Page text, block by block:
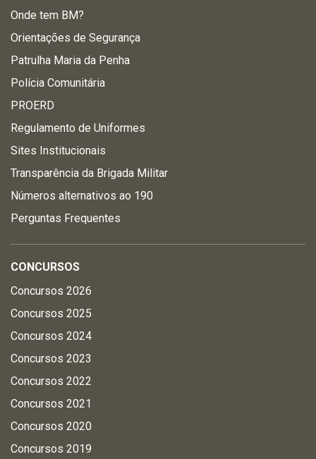
Onde tem BM?
Orientações de Segurança
Patrulha Maria da Penha
Polícia Comunitária
PROERD
Regulamento de Uniformes
Sites Institucionais
Transparência da Brigada Militar
Números alternativos ao 190
Perguntas Frequentes
CONCURSOS
Concursos 2026
Concursos 2025
Concursos 2024
Concursos 2023
Concursos 2022
Concursos 2021
Concursos 2020
Concursos 2019